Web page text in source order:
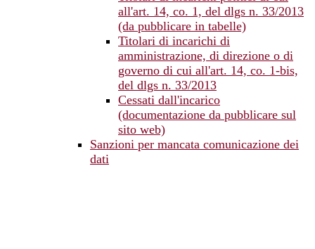
all'art. 14, co. 1, del dlgs n. 33/2013
(da pubblicare in tabelle)
Titolari di incarichi di
amministrazione, di direzione o di
governo di cui all'art. 14, co. 1-bis,
del dlgs n. 33/2013
Cessati dall'incarico
(documentazione da pubblicare sul
sito web)
Sanzioni per mancata comunicazione dei
dati